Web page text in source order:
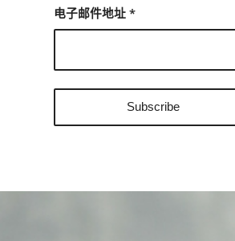
电子邮件地址 *